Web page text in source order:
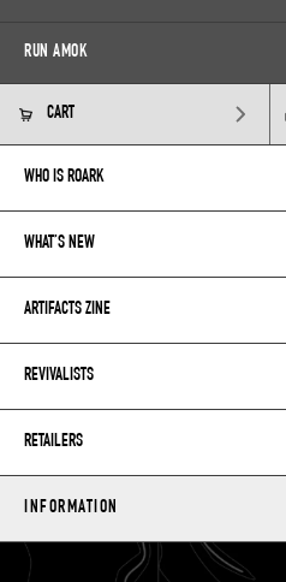
RUN AMOK
CART
WHO IS ROARK
WHAT’S NEW
ARTIFACTS ZINE
REVIVALISTS
RETAILERS
INFORMATION